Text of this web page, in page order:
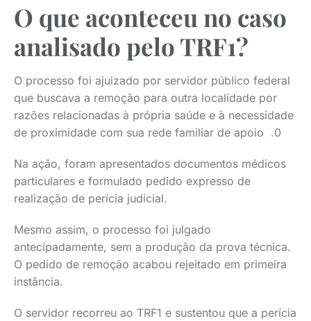
O que aconteceu no caso
analisado pelo TRF1?
O processo foi ajuizado por servidor público federal
que buscava a remoção para outra localidade por
razões relacionadas à própria saúde e à necessidade
de proximidade com sua rede familiar de apoio .0
Na ação, foram apresentados documentos médicos
particulares e formulado pedido expresso de
realização de perícia judicial.
Mesmo assim, o processo foi julgado
antecipadamente, sem a produção da prova técnica.
O pedido de remoção acabou rejeitado em primeira
instância.
O servidor recorreu ao TRF1 e sustentou que a perícia